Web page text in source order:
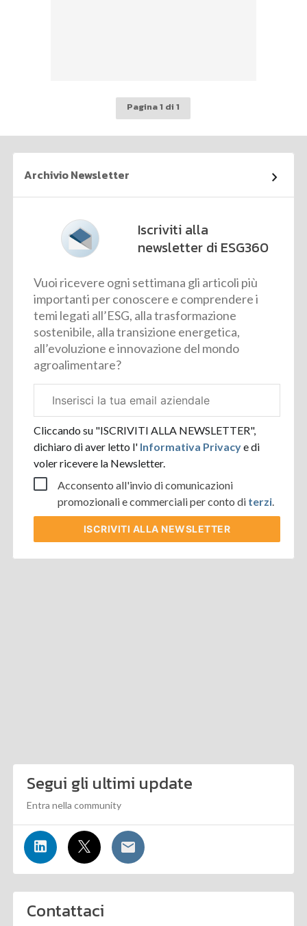
Pagina 1 di 1
Archivio Newsletter
Iscriviti alla
newsletter di ESG360
Vuoi ricevere ogni settimana gli articoli più
importanti per conoscere e comprendere i
temi legati all’ESG, alla trasformazione
sostenibile, alla transizione energetica,
all’evoluzione e innovazione del mondo
agroalimentare?
aziendale
Cliccando su "ISCRIVITI ALLA NEWSLETTER",
dichiaro di aver letto l' Informativa Privacye di
voler ricevere la Newsletter.
Acconsento all'invio di comunicazioni
promozionali e commerciali per conto di terzi.
ISCRIVITI ALLA NEWSLETTER
Segui gli ultimi update
Entra nella community
Contattaci